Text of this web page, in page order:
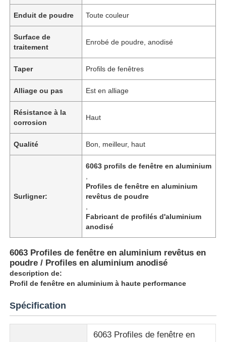
Enduit de poudre Toute couleur
Surface de
traitement
Enrobé de poudre, anodisé
Taper Profils de fenêtres
Alliage ou pas Est en alliage
Résistance à la
corrosion
Haut
Qualité Bon, meilleur, haut
Surligner:
6063 profils de fenêtre en aluminium
Profiles de fenêtre en aluminium
revêtus de poudre
Fabricant de profilés d'aluminium
anodisé
6063 Profiles de fenêtre en aluminium revêtus en
poudre / Profiles en aluminium anodisé
description de:
Profil de fenêtre en aluminium à haute performance
Spécification
6063 Profiles de fenêtre en